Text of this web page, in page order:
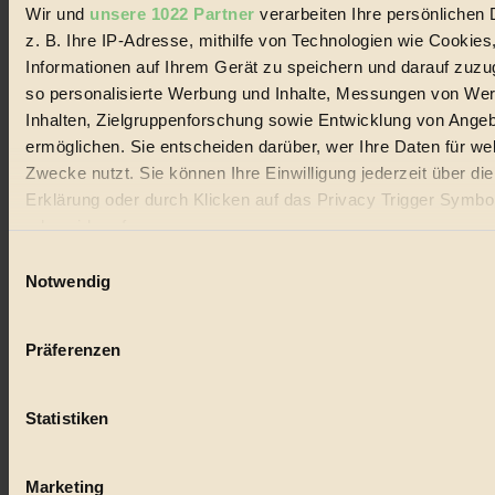
Wir und unsere 1022 Partner verarbeiten Ihre persönlichen
z. B. Ihre IP-Adresse, mithilfe von Technologien wie
Informationen auf Ihrem Gerät zu speichern und darauf
so personalisierte Werbung und Inhalte, Messungen von
Inhalten, Zielgruppenforschung sowie Entwicklung von
ermöglichen. Sie entscheiden darüber, wer Ihre Daten für
Zwecke nutzt. Sie können Ihre Einwilligung jederzeit über
Erklärung oder durch Klicken auf das Privacy Trigger
oder widerrufen
Wenn Sie es erlauben, würden wir auch gerne:
Ihr Gerät durch aktives Scannen nach bestimmten
Erfahren Sie mehr darüber, wie Ihre persönlichen Daten
Notwendig
Präferenzen
Statistiken
Marketing
© 2026 Biorama GmbH
Impressum & Disclaimer
Mediadaten
Biorama steht für einen nachhaltigen Lebensstil und bewussten
Lebenswandel. Es ist eine moderne Plattform für Ideen, Menschen
und Produkte, ein Leitfaden im schnell wachsenden Markt des
Social Media
Folge uns auf Instagram
Themen
Bio